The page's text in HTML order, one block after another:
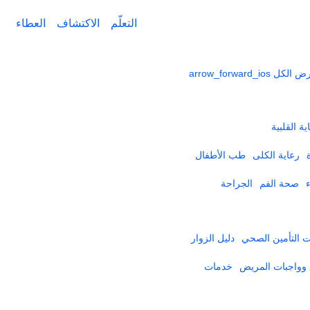
الكل
القلبية
رعاية الكلى طب الأطفال
صحة الفم الجراحة
التأمين الصحي​ دليل الزوار
المريض خدمات
التعلّم الاكتشاف العطاء